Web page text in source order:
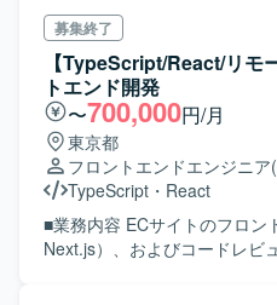
募集終了
【TypeScript/React/リモ
トエンド開発
〜700,000円/月
東京都
フロントエンドエンジニア
TypeScript ・ React
■業務内容 ECサイトのフロン
Next.js）、およびコードレビ